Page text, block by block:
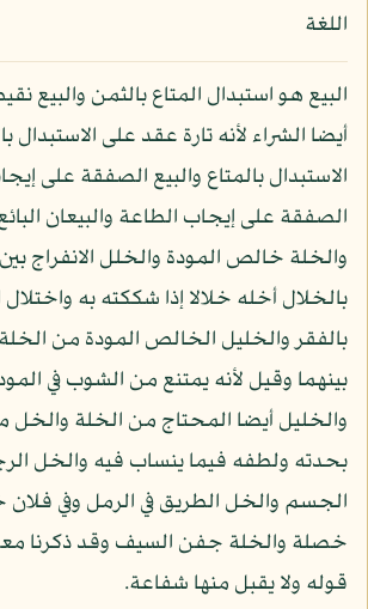
اللغة
البيع هو استبدال المتاع بالثمن والبيع
أيضا الشراء لأنه تارة عقد على الاستبدال
الاستبدال بالمتاع والبيع الصفقة على
الصفقة على إيجاب الطاعة والبيعان
والخلة خالص المودة والخلل الانفراج
بالخلال أخله خلالا إذا شككته به
بالفقر والخليل الخالص المودة من
بينهما وقيل لأنه يمتنع من الشوب في
والخليل أيضا المحتاج من الخلة والخل
بحدته ولطفه فيما ينساب فيه والخل
الجسم والخل الطريق في الرمل وفي فلان
خصلة والخلة جفن السيف وقد ذكرنا
قوله ولا يقبل منها شفاعة.